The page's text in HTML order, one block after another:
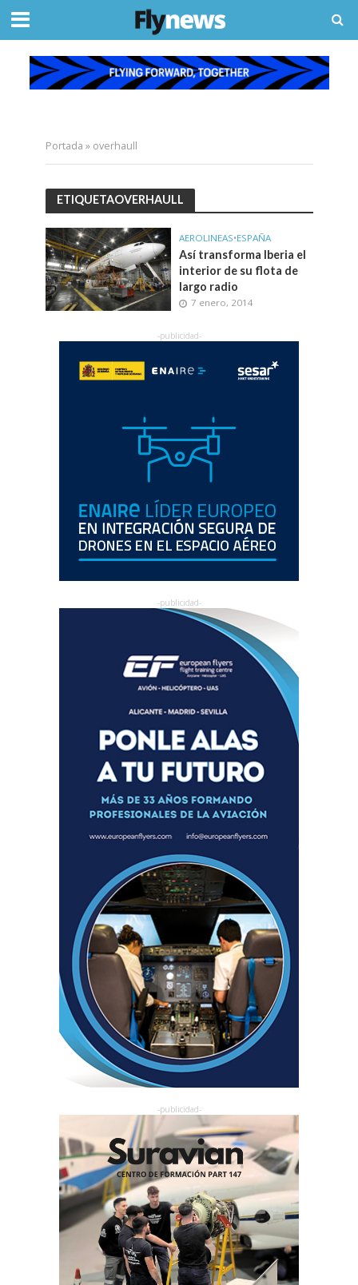
Portada » overhaull
ETIQUETAOVERHAULL
AEROLINEAS•ESPAÑA
Así transforma Iberia el
interior de su flota de
largo radio
7 enero, 2014